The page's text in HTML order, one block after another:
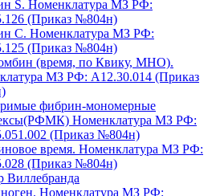
S. Номенклатура МЗ РФ:
(Приказ №804н)
С. Номенклатура МЗ РФ:
(Приказ №804н)
(время, по Квику, МНО).
МЗ РФ: A12.30.014 (Приказ
фибрин-мономерные
Номенклатура МЗ РФ:
(Приказ №804н)
время. Номенклатура МЗ РФ:
(Приказ №804н)
Виллебранда
Номенклатура МЗ РФ: